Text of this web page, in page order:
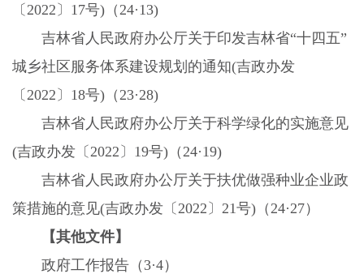
〔2022〕 17号) （ 24·13)
吉林省人民政府办公厅关于印发吉林省“十四五”
城乡社区服务体系建设规划的通知(吉政办发
〔2022〕 18号) （ 23·28)
吉林省人民政府办公厅关于科学绿化的实施意见
(吉政办发〔2022〕 19号) （ 24·19)
吉林省人民政府办公厅关于扶优做强种业企业政
策措施的意见(吉政办发〔2022〕 21号) （ 24·27）
【其他文件】
政府工作报告（ 3·4）